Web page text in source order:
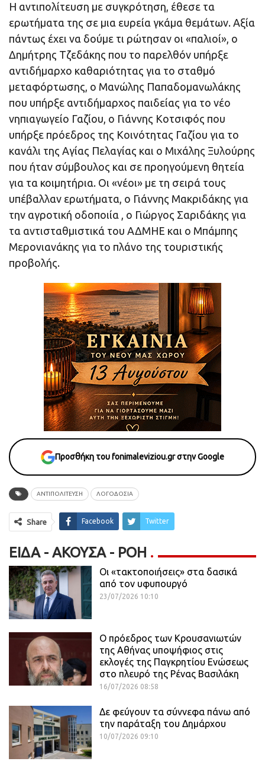
Η αντιπολίτευση με συγκρότηση, έθεσε τα
ερωτήματα της σε μια ευρεία γκάμα θεμάτων. Αξία
πάντως έχει να δούμε τι ρώτησαν οι «παλιοί», ο
Δημήτρης Τζεδάκης που το παρελθόν υπήρξε
αντιδήμαρχο καθαριότητας για το σταθμό
μεταφόρτωσης, ο Μανώλης Παπαδομανωλάκης
που υπήρξε αντιδήμαρχος παιδείας για το νέο
νηπιαγωγείο Γαζίου, ο Γιάννης Κοτσιφός που
υπήρξε πρόεδρος της Κοινότητας Γαζίου για το
κανάλι της Αγίας Πελαγίας και ο Μιχάλης Ξυλούρης
που ήταν σύμβουλος και σε προηγούμενη θητεία
για τα κοιμητήρια. Οι «νέοι» με τη σειρά τους
υπέβαλλαν ερωτήματα, ο Γιάννης Μακριδάκης για
την αγροτική οδοποιία , ο Γιώργος Σαριδάκης για
τα αντισταθμιστικά του ΑΔΜΗΕ και ο Μπάμπης
Μερονιανάκης για το πλάνο της τουριστικής
προβολής.
Προσθήκη του fonimaleviziou.gr στην Google
ΑΝΤΙΠΟΛΙΤΕΥΣΗ ΛΟΓΟΔΟΣΙΑ
Share Facebook Twitter
ΕΊΔΑ - ΆΚΟΥΣΑ - ΡΟΗ
Οι «τακτοποιήσεις» στα δασικά
από τον υφυπουργό
23/07/2026 10:10
Ο πρόεδρος των Κρουσανιωτών
της Αθήνας υποψήφιος στις
εκλογές της Παγκρητίου Ενώσεως
στο πλευρό της Ρένας Βασιλάκη
16/07/2026 08:58
Δε φεύγουν τα σύννεφα πάνω από
την παράταξη του Δημάρχου
10/07/2026 09:10